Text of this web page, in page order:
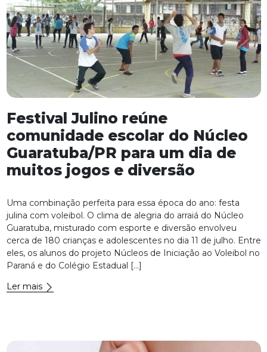
Festival Julino reúne
comunidade escolar do Núcleo
Guaratuba/PR para um dia de
muitos jogos e diversão
Uma combinação perfeita para essa época do ano: festa
julina com voleibol. O clima de alegria do arraiá do Núcleo
Guaratuba, misturado com esporte e diversão envolveu
cerca de 180 crianças e adolescentes no dia 11 de julho. Entre
eles, os alunos do projeto Núcleos de Iniciação ao Voleibol no
Paraná e do Colégio Estadual […]
Ler mais